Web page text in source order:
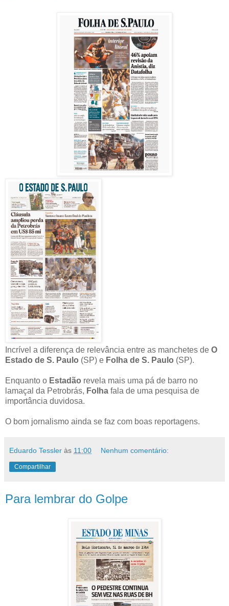
Incrível a diferença de relevância entre as manchetes de O
Estado de S. Paulo (SP) e Folha de S. Paulo (SP).
Enquanto o Estadão revela mais uma pá de barro no
lamaçal da Petrobrás, Folha fala de uma pesquisa de
importância duvidosa.
O bom jornalismo ainda se faz com boas reportagens.
Eduardo Tessler às 11:00 Nenhum comentário:
Compartilhar
Para lembrar do Golpe